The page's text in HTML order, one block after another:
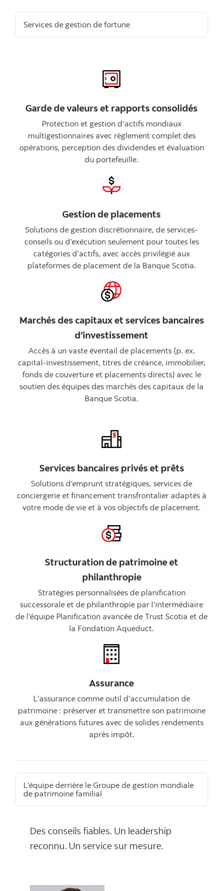
Services de gestion de fortune
Garde de valeurs et rapports consolidés
Protection et gestion d’actifs mondiaux
multigestionnaires avec règlement complet des
opérations, perception des dividendes et évaluation
du portefeuille.
Gestion de placements
Solutions de gestion discrétionnaire, de services-
conseils ou d’exécution seulement pour toutes les
catégories d’actifs, avec accès privilégié aux
plateformes de placement de la Banque Scotia.
Marchés des capitaux et services bancaires
d’investissement
Accès à un vaste éventail de placements (p. ex.
capital-investissement, titres de créance, immobilier,
fonds de couverture et placements directs) avec le
soutien des équipes des marchés des capitaux de la
Banque Scotia.
Services bancaires privés et prêts
Solutions d’emprunt stratégiques, services de
conciergerie et financement transfrontalier adaptés à
votre mode de vie et à vos objectifs de placement.
Structuration de patrimoine et
philanthropie
Stratégies personnalisées de planification
successorale et de philanthropie par l’intermédiaire
de l’équipe Planification avancée de Trust Scotia et de
la Fondation Aqueduct.
Assurance
L’assurance comme outil d’accumulation de
patrimoine : préserver et transmettre son patrimoine
aux générations futures avec de solides rendements
après impôt.
L’équipe derrière le Groupe de gestion mondiale
de patrimoine familial
Des conseils fiables. Un leadership
reconnu. Un service sur mesure.